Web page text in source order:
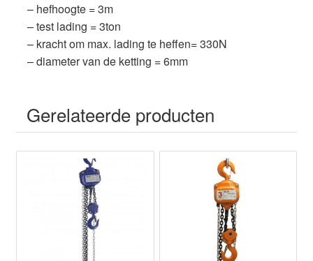
– hefhoogte = 3m
– test lading = 3ton
– kracht om max. lading te heffen= 330N
– diameter van de ketting = 6mm
Gerelateerde producten